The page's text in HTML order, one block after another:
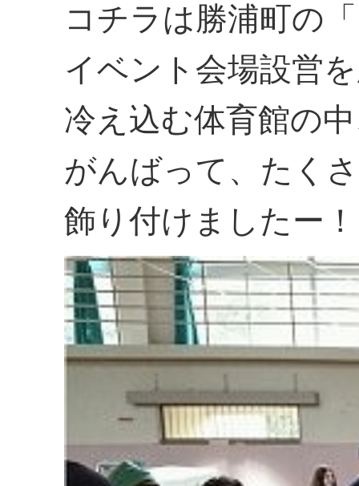
コチラは勝浦町の
イベント会場設営
冷え込む体育館の
がんばって、たく
飾り付けましたー！